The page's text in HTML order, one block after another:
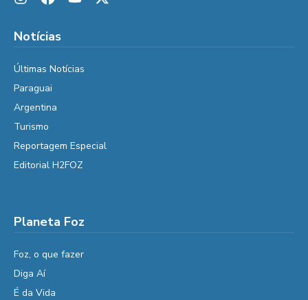
Notícias
Últimas Notícias
Paraguai
Argentina
Turismo
Reportagem Especial
Editorial H2FOZ
Planeta Foz
Foz, o que fazer
Diga Aí
É da Vida